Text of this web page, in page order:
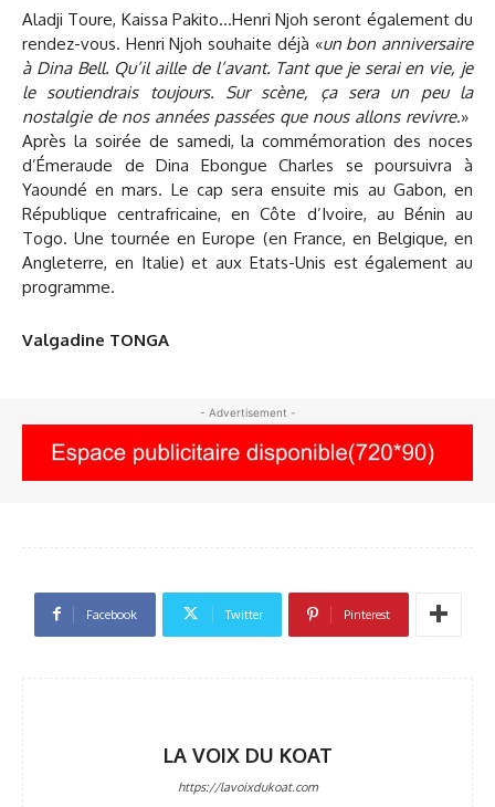
Aladji Toure, Kaissa Pakito…Henri Njoh seront également du
rendez-vous. Henri Njoh souhaite déjà «un bon anniversaire
à Dina Bell. Qu’il aille de l’avant. Tant que je serai en vie, je
le soutiendrais toujours. Sur scène, ça sera un peu la
nostalgie de nos années passées que nous allons revivre.»
Après la soirée de samedi, la commémoration des noces
d’Émeraude de Dina Ebongue Charles se poursuivra à
Yaoundé en mars. Le cap sera ensuite mis au Gabon, en
République centrafricaine, en Côte d’Ivoire, au Bénin au
Togo. Une tournée en Europe (en France, en Belgique, en
Angleterre, en Italie) et aux Etats-Unis est également au
programme.
Valgadine TONGA
- Advertisement -
Facebook Twitter Pinterest
LA VOIX DU KOAT
https://lavoixdukoat.com